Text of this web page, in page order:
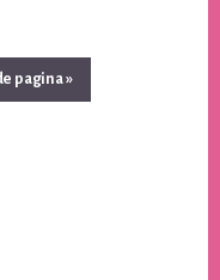
pagina »